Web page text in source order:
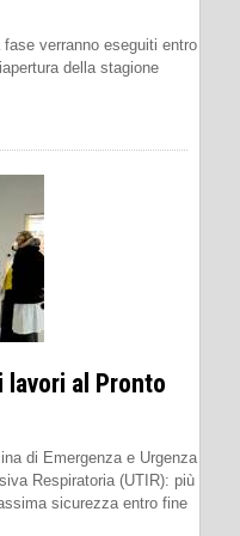
verranno eseguiti entro
della stagione
lavori al Pronto
di Emergenza e Urgenza
Respiratoria (UTIR): più
sicurezza entro fine